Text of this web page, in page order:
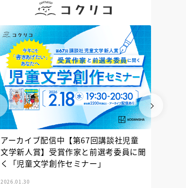
アーカイブ配信中【第67回講談社児童
文学新人賞】受賞作家と前選考委員に聞
く「児童文学創作セミナー」
2026.01.30